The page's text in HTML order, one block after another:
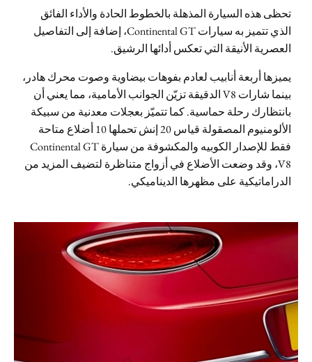
تحظى هذه السيارة المذهلة بالخطوط الحادة والأداء الفائق
الذي تتميز به سيارات Continental GT، إضافة إلى التفاصيل
العصرية الأنيقة التي تعكس أدائها الرشيق.
يميزها أربعة أنابيب لعادم بفوهات بيضاوية وصوت محرك هادر،
بينما شارات V8 الدقيقة تزيّن الجوانب الأمامية، مما يعني أن
بانتظارك رحلة حماسية. كما تتميّز بعجلات معدنية من سبيكة
الألومنيوم المصقولة قياس 20 إنش تحملها 10 أضلاع متاحة
فقط للإصدار الكوبيه والمكشوفة من سيارة Continental GT
V8، وقد وضعت الأضلاع في أزواج متناظرة لتضيف المزيد من
الدراماتيكية على مظهرها الديناميكي.